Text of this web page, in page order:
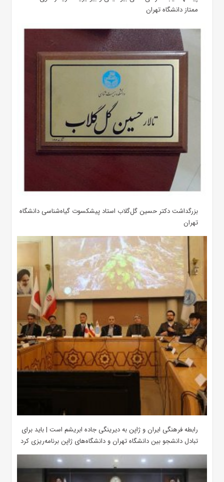
ممتاز دانشگاه تهران
بزرگداشت دکتر حسین گل‌گلاب استاد پیشکسوت گیاه‌شناسی دانشگاه
تهران
رابطه فرهنگی ایران و ژاپن به دیرینگی جاده ابریشم است | باید برای
تبادل دانشجو بین دانشگاه تهران و دانشگاه‌های ژاپن برنامه‌ریزی کرد